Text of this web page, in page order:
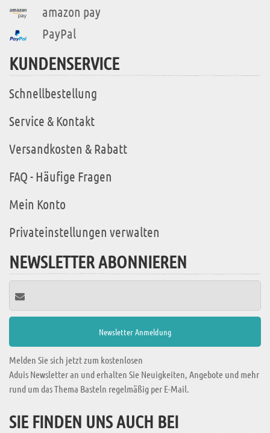
amazon pay
PayPal
KUNDENSERVICE
Schnellbestellung
Service & Kontakt
Versandkosten & Rabatt
FAQ - Häufige Fragen
Mein Konto
Privateinstellungen verwalten
NEWSLETTER ABONNIEREN
Melden Sie sich jetzt zum kostenlosen
Aduis Newsletter an und erhalten Sie Neuigkeiten, Angebote und mehr
rund um das Thema Basteln regelmäßig per E-Mail.
SIE FINDEN UNS AUCH BEI